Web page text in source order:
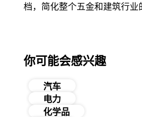
档，简化整个五金和建筑行业
你可能会感兴趣
汽车
电力
化学品